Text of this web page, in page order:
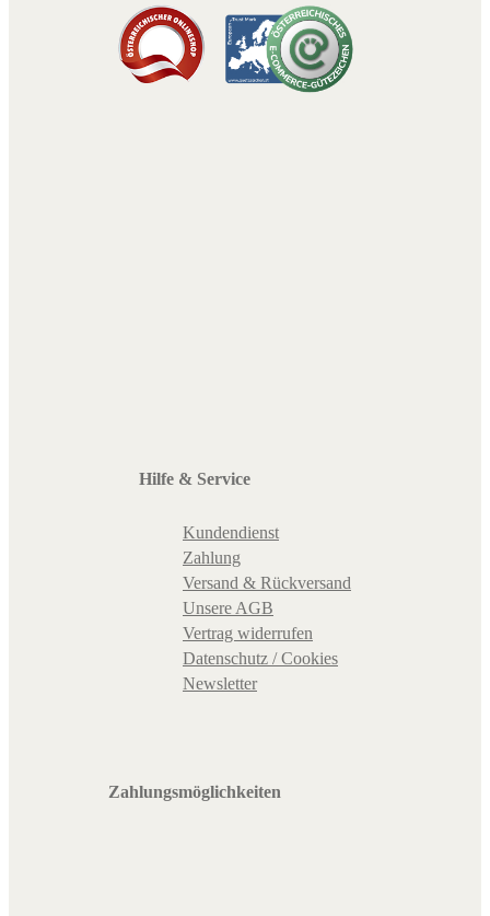
Hilfe & Service
Kundendienst
Zahlung
Versand & Rückversand
Unsere AGB
Vertrag widerrufen
Datenschutz / Cookies
Newsletter
Zahlungsmöglichkeiten